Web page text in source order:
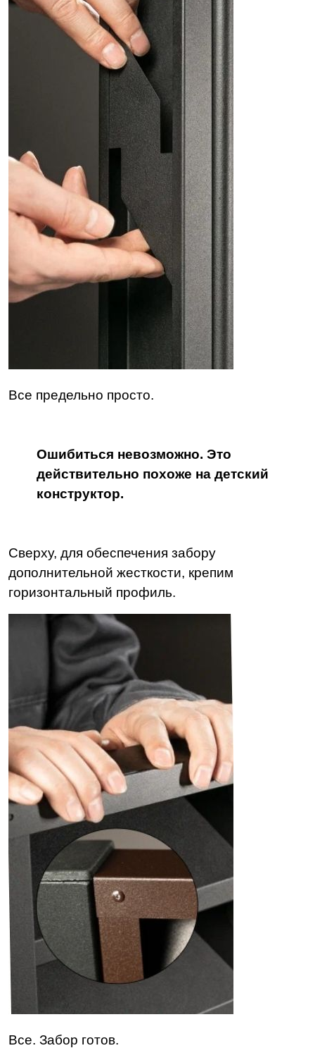
Все предельно просто.
Ошибиться невозможно. Это
действительно похоже на детский
конструктор.
Сверху, для обеспечения забору
дополнительной жесткости, крепим
горизонтальный профиль.
Все. Забор готов.